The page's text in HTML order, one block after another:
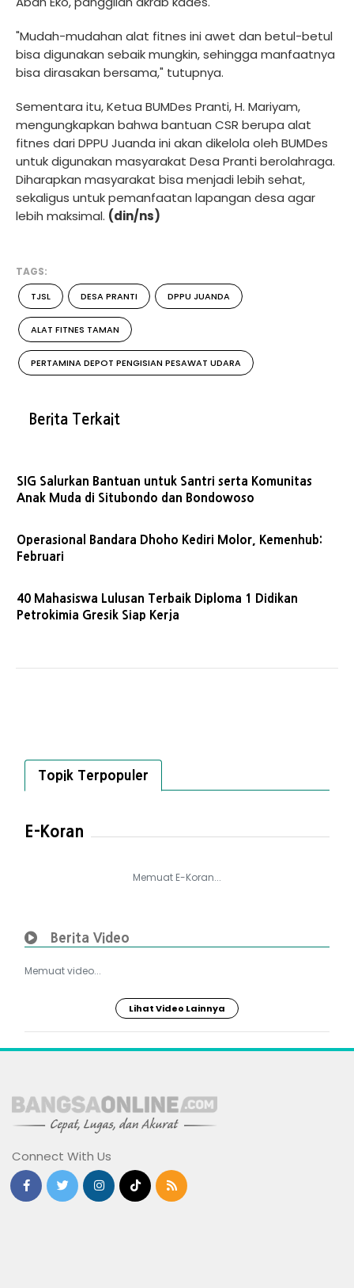
"Mudah-mudahan alat fitnes ini awet dan betul-betul
bisa digunakan sebaik mungkin, sehingga manfaatnya
bisa dirasakan bersama," tutupnya.
Sementara itu, Ketua BUMDes Pranti, H. Mariyam,
mengungkapkan bahwa bantuan CSR berupa alat
fitnes dari DPPU Juanda ini akan dikelola oleh BUMDes
untuk digunakan masyarakat Desa Pranti berolahraga.
Diharapkan masyarakat bisa menjadi lebih sehat,
sekaligus untuk pemanfaatan lapangan desa agar
lebih maksimal. (din/ns)
TAGS:
TJSL DESA PRANTI DPPU JUANDA
ALAT FITNES TAMAN
PERTAMINA DEPOT PENGISIAN PESAWAT UDARA
Berita Terkait
SIG Salurkan Bantuan untuk Santri serta Komunitas
Anak Muda di Situbondo dan Bondowoso
Operasional Bandara Dhoho Kediri Molor, Kemenhub:
Februari
40 Mahasiswa Lulusan Terbaik Diploma 1 Didikan
Petrokimia Gresik Siap Kerja
Topik Terpopuler
E-Koran
Memuat E-Koran...
Berita Video
Memuat video...
Lihat Video Lainnya
Connect With Us